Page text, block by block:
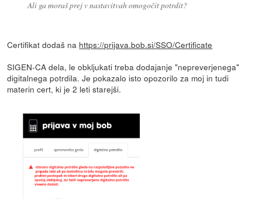
Ali ga moraš prej v nastavitvah omogočit potrdit?
Certifikat dodaš na https://prijava.bob.si/SSO/Certificate
SIGEN-CA dela, le obkljukati treba dodajanje "nepreverjenega"
digitalnega potrdila. Je pokazalo isto opozorilo za moj in tudi
materin cert, ki je 2 leti starejši.